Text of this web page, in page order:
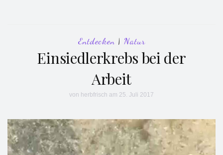
Entdecken| Natur
Einsiedlerkrebs bei der
Arbeit
von herbfrisch am 25. Juli 2017